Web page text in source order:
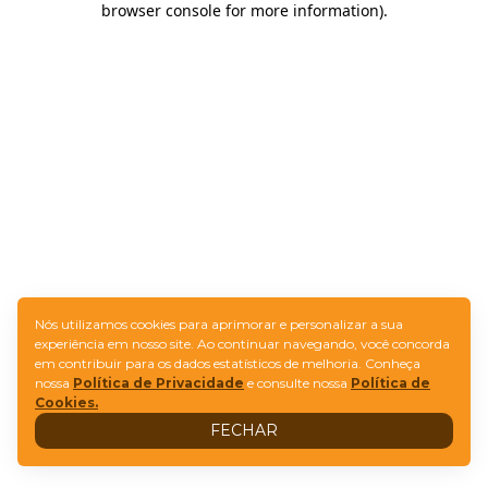
browser console for more information).
Nós utilizamos cookies para aprimorar e personalizar a sua
experiência em nosso site. Ao continuar navegando, você concorda
em contribuir para os dados estatísticos de melhoria. Conheça
nossa Política de Privacidade e consulte nossa Política de
Cookies.
FECHAR